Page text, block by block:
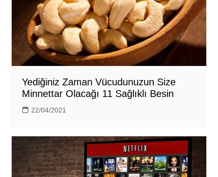
Yediğiniz Zaman Vücudunuzun Size
Minnettar Olacağı 11 Sağlıklı Besin
22/04/2021